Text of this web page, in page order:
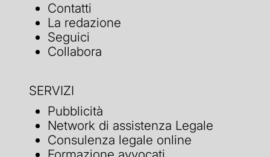
Contatti
La redazione
Seguici
Collabora
SERVIZI
Pubblicità
Network di assistenza Legale
Consulenza legale online